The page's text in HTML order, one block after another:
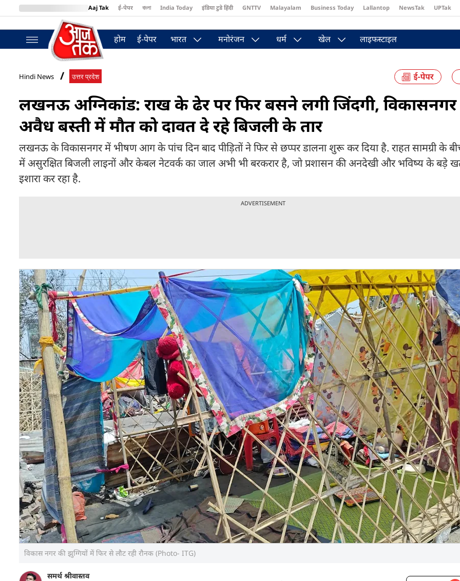
Aaj Tak ई-पेपर বাংলা India Today इंडिया टुडे हिंदी GNTTV Malayalam Business Today Lallantop NewsTak UPTak
BT Bazaar
होम ई-पेपर भारत मनोरंजन धर्म खेल लाइफस्टाइल
Hindi News उत्तर प्रदेश
लखनऊ अग्निकांड: राख के ढेर पर फिर बसने लगी जिंदगी,
अवैध बस्ती में मौत को दावत दे रहे बिजली के तार
लखनऊ के विकासनगर में भीषण आग के पांच दिन बाद पीड़ितों ने फिर से छप्पर डालना शुरू कर दिया है. राहत सामग्री के
में असुरक्षित बिजली लाइनों और केबल नेटवर्क का जाल अभी भी बरकरार है, जो प्रशासन की अनदेखी और भविष्य के बड़े
इशारा कर रहा है.
ADVERTISEMENT
विकास नगर की झुग्गियों में फिर से लौट रही रौनक (Photo- ITG)
समर्थ श्रीवास्तव